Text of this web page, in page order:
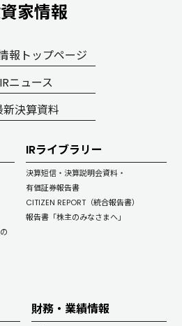
家情報
報トップページ
IRニュース
新決算資料
IRライブラリー
決算短信・決算説明会資料・
有価証券報告書
CITIZEN REPORT（統合報告書）
報告書「株主のみなさまへ」
財務・業績情報